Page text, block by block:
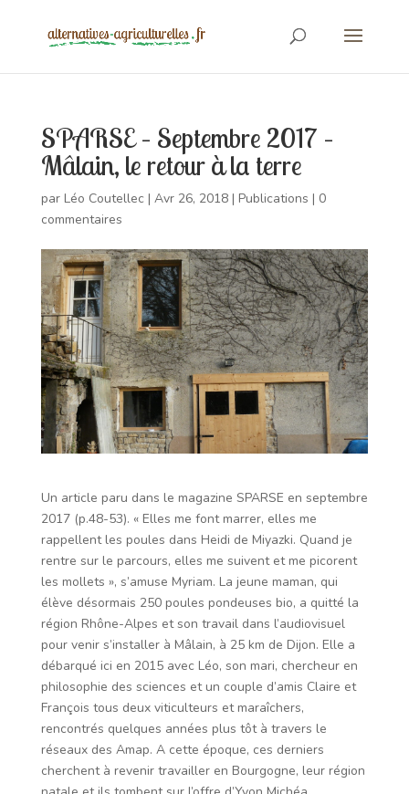
SPARSE – Septembre 2017 –
Mâlain, le retour à la terre
par Léo Coutellec | Avr 26, 2018| Publications | 0
commentaires
Un article paru dans le magazine SPARSE en septembre
2017 (p.48-53). « Elles me font marrer, elles me
rappellent les poules dans Heidi de Miyazki. Quand je
rentre sur le parcours, elles me suivent et me picorent
les mollets », s’amuse Myriam. La jeune maman, qui
élève désormais 250 poules pondeuses bio, a quitté la
région Rhône-Alpes et son travail dans l’audiovisuel
pour venir s’installer à Mâlain, à 25 km de Dijon. Elle a
débarqué ici en 2015 avec Léo, son mari, chercheur en
philosophie des sciences et un couple d’amis Claire et
François tous deux viticulteurs et maraîchers,
rencontrés quelques années plus tôt à travers le
réseaux des Amap. A cette époque, ces derniers
cherchent à revenir travailler en Bourgogne, leur région